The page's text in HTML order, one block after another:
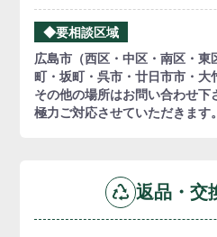
◆要相談区域
広島市（西区・中区・南区・東
町・坂町・呉市・廿日市市・大
その他の場所はお問い合わせ下
極力ご対応させていただきます。
返品・交